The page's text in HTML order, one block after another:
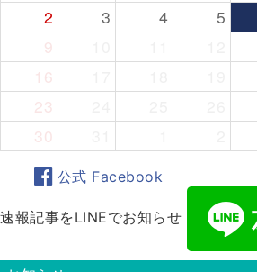
2
3 4 5
9
16
23
30
公式 Facebook
速報記事をLINEでお知らせ